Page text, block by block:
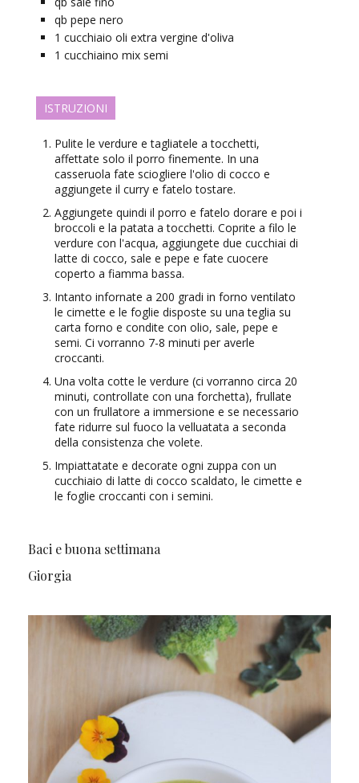
qb pepe nero
1 cucchiaio oli extra vergine d'oliva
1 cucchiaino mix semi
ISTRUZIONI
Pulite le verdure e tagliatele a tocchetti,
affettate solo il porro finemente. In una
casseruola fate sciogliere l'olio di cocco e
aggiungete il curry e fatelo tostare.
Aggiungete quindi il porro e fatelo dorare e poi i
broccoli e la patata a tocchetti. Coprite a filo le
verdure con l'acqua, aggiungete due cucchiai di
latte di cocco, sale e pepe e fate cuocere
coperto a fiamma bassa.
Intanto infornate a 200 gradi in forno ventilato
le cimette e le foglie disposte su una teglia su
carta forno e condite con olio, sale, pepe e
semi. Ci vorranno 7-8 minuti per averle
croccanti.
Una volta cotte le verdure (ci vorranno circa 20
minuti, controllate con una forchetta), frullate
con un frullatore a immersione e se necessario
fate ridurre sul fuoco la velluatata a seconda
della consistenza che volete.
Impiattatate e decorate ogni zuppa con un
cucchiaio di latte di cocco scaldato, le cimette e
le foglie croccanti con i semini.
Baci e buona settimana
Giorgia